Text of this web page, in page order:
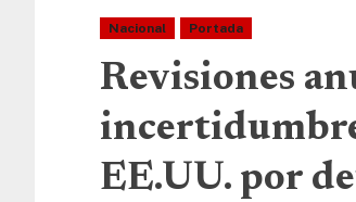
Nacional Portada
Revisiones
EE.UU. por